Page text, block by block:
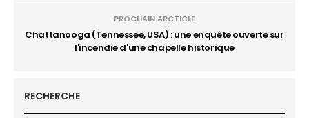
PROCHAIN ARCTICLE
Chattanooga (Tennessee, USA) : une enquête ouverte sur
l'incendie d'une chapelle historique
RECHERCHE